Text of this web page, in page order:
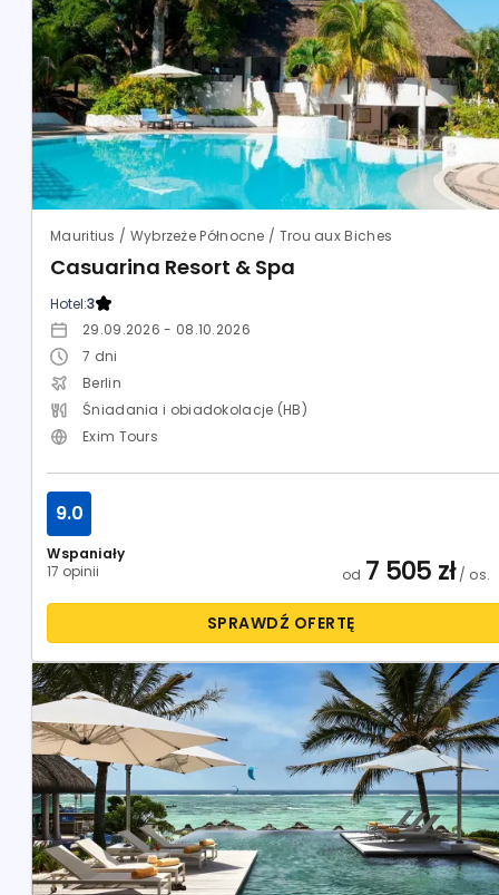
Mauritius / Wybrzeże Północne / Trou aux Biches
Casuarina Resort & Spa
Hotel:3
29.09.2026 - 08.10.2026
7 dni
Berlin
Śniadania i obiadokolacje (HB)
Exim Tours
Wspaniały
17 opinii
9.0
od 7 505 zł/ os.
SPRAWDŹ OFERTĘ